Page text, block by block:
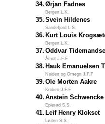
34. Ørjan Fadnes
Bergen L.K.
35. Svein Hildenes
Sandefjord L.S.
36. Kurt Louis
Bergen L.K.
37. Oddvar
Åmot J.F.F
38. Hauk Emanuelsen
Neiden og Omegn J.F.F
39. Ole Morten Aakre
Kroken J.F.F
40. Anstein Schwencke
Eplerød S.S.
41. Leif Henry Klokset
Løiten S.S.